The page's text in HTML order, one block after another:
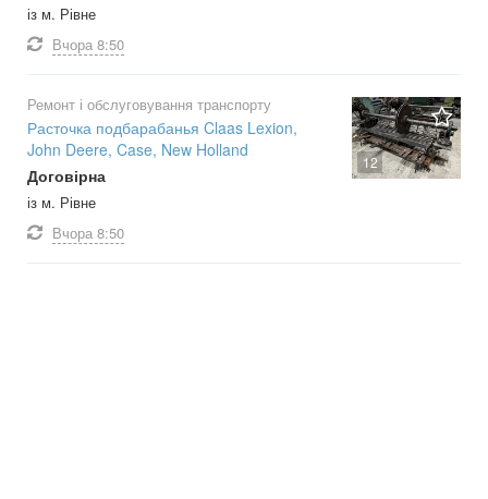
із м. Рівне
Вчора 8:50
12
Ремонт і обслуговування транспорту
Расточка подбарабанья Claas Lexion,
John Deere, Case, New Holland
Договірна
із м. Рівне
Вчора 8:50